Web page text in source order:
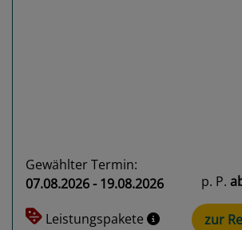
Gewählter Termin:
07.08.2026 - 19.08.2026
Leistungspakete
p. P.
zur